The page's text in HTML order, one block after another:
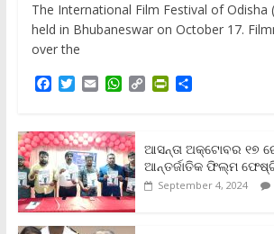
The International Film Festival of Odisha
held in Bhubaneswar on October 17.
over the
F
e
b
o
o
k
T
t
t
e
r
E
i
l
W
t
s
A
p
p
C
L
i
n
k
P
t
F
r
i
S
e
ଆସନ୍ତା ଅକ୍ଟୋବର ୧୭
ଆନ୍ତର୍ଜାତିକ ଫିଲ୍ମ
September 4, 2024